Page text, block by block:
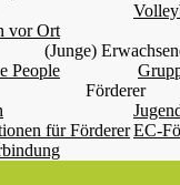
vor Ort
(Junge)
People
Förderer
für FördererEC-